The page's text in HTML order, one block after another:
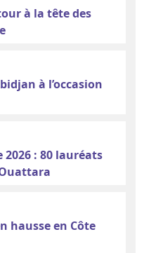
à la tête des
à l’occasion
2026 : 80 lauréats
hausse en Côte